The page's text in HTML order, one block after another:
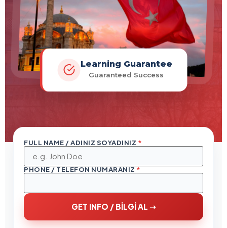
Learning Guarantee
Guaranteed Success
FULL NAME / ADINIZ SOYADINIZ *
PHONE / TELEFON NUMARANIZ *
GET INFO / BİLGİ AL ➝